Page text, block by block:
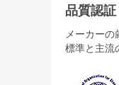
品質認証
メーカー
標準と主流